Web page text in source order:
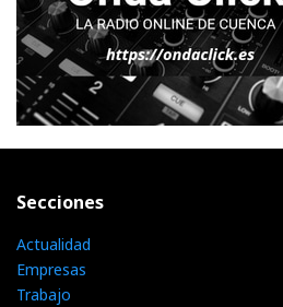
Secciones
Actualidad
Empresas
Trabajo